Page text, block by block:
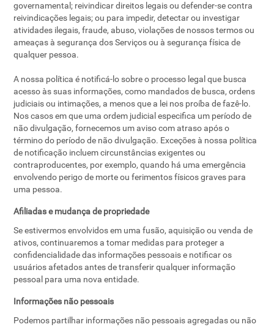
governamental; reivindicar direitos legais ou defender-se contra
reivindicações legais; ou para impedir, detectar ou investigar
atividades ilegais, fraude, abuso, violações de nossos termos ou
ameaças à segurança dos Serviços ou à segurança física de
qualquer pessoa.
A nossa política é notificá-lo sobre o processo legal que busca
acesso às suas informações, como mandados de busca, ordens
judiciais ou intimações, a menos que a lei nos proíba de fazê-lo.
Nos casos em que uma ordem judicial especifica um período de
não divulgação, fornecemos um aviso com atraso após o
término do período de não divulgação. Exceções à nossa política
de notificação incluem circunstâncias exigentes ou
contraproducentes, por exemplo, quando há uma emergência
envolvendo perigo de morte ou ferimentos físicos graves para
uma pessoa.
Afiliadas e mudança de propriedade
Se estivermos envolvidos em uma fusão, aquisição ou venda de
ativos, continuaremos a tomar medidas para proteger a
confidencialidade das informações pessoais e notificar os
usuários afetados antes de transferir qualquer informação
pessoal para uma nova entidade.
Informações não pessoais
Podemos partilhar informações não pessoais agregadas ou não